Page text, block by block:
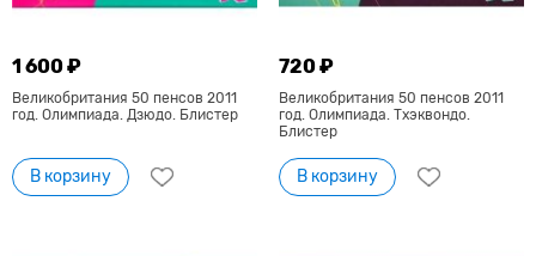
1 600 ₽
Великобритания 50 пенсов 2011
год. Олимпиада. Дзюдо. Блистер
В корзину
720 ₽
Великобритания 50 пенсов 2011
год. Олимпиада. Тхэквондо.
Блистер
В корзину